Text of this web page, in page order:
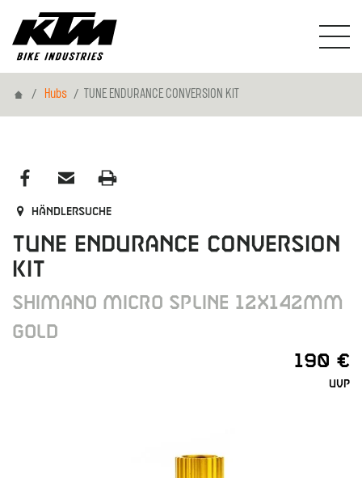
HomeHubs TUNE ENDURANCE CONVERSION KIT
Händlersuche
TUNE ENDURANCE CONVERSION
KIT
SHIMANO MICRO SPLINE 12X142MM
GOLD
190 €
UVP